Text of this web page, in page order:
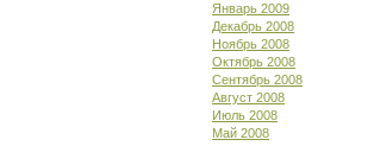
Январь 2009
Декабрь 2008
Ноябрь 2008
Октябрь 2008
Сентябрь 2008
Август 2008
Июль 2008
Май 2008